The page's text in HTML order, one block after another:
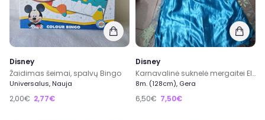
Disney
Žaidimas šeimai, spalvų Bingo
Universalus, Nauja
2,00€ 2,77€
Disney
Karnavalinė suknelė mergaitei Elza disney dydis 7/8metai
8m. (128cm), Gera
6,50€ 7,50€